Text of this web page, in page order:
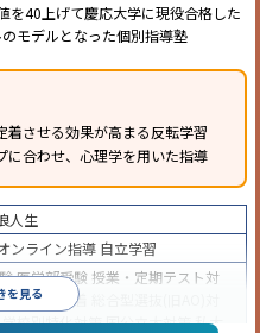
を40上げて慶応大学に現役合格した
モデルとなった個別指導塾
着させる効果が高まる反転学習
に合わせ、心理学を用いた指導
を見る
人生
ンライン指導 自立学習
医学部受験 授業・定期テスト対
習慣の定着
学校別特化対策国公立大対策私大